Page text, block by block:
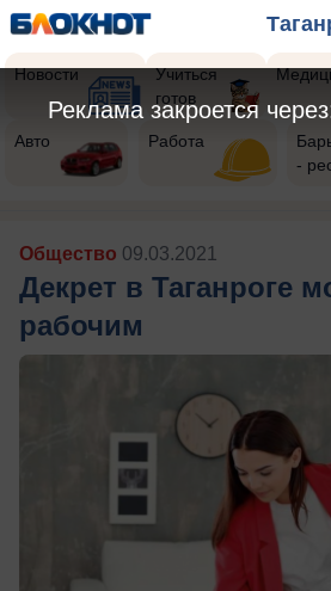
Новости
Учиться
готов
Авто Работа
-
Общество 09.03.2021
Декрет в Таганроге
рабочим
Реклама закроется